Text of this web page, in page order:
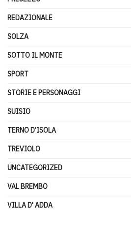
REDAZIONALE
SOLZA
SOTTO IL MONTE
SPORT
STORIE E PERSONAGGI
SUISIO
TERNO D'ISOLA
TREVIOLO
UNCATEGORIZED
VAL BREMBO
VILLA D' ADDA